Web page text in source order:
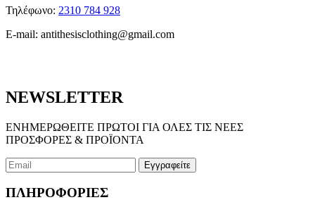
Τηλέφωνο: 2310 784 928
E-mail: antithesisclothing@gmail.com
NEWSLETTER
ΕΝΗΜΕΡΩΘΕΙΤΕ ΠΡΩΤΟΙ ΓΙΑ ΟΛΕΣ ΤΙΣ ΝΕΕΣ
ΠΡΟΣΦΟΡΕΣ & ΠΡΟΪΟΝΤΑ
ΠΛΗΡΟΦΟΡΙΕΣ